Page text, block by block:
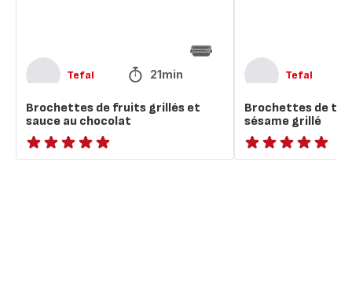
Tefal 21min
Brochettes de fruits grillés et
sauce au chocolat
ratings.NaN
Tefal
Brochettes de
sésame grillé
ratings.NaN